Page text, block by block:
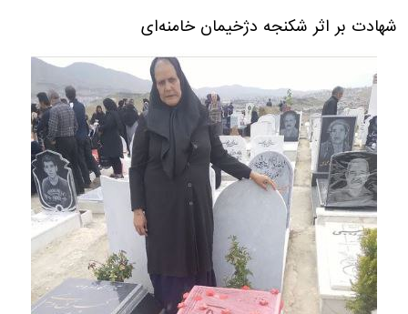
شهادت بر اثر شکنجه دژخیمان خامنه‌ای